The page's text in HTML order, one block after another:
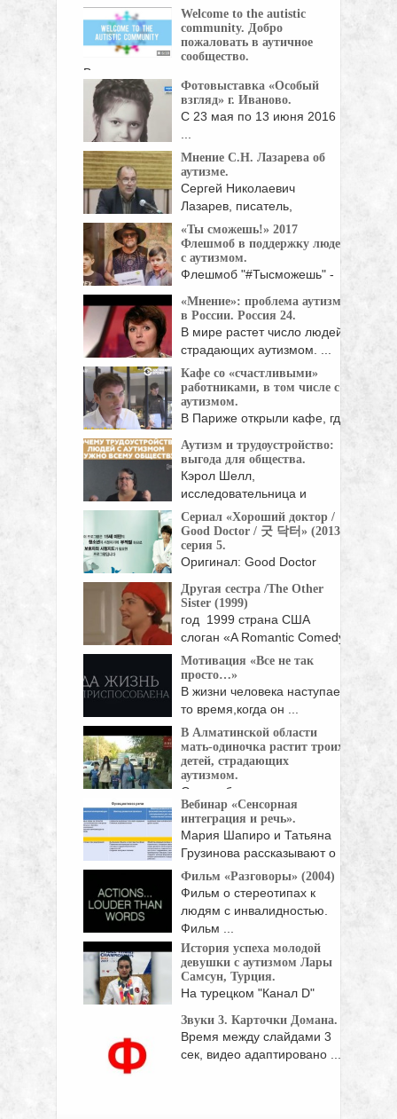
книг ...
Welcome to the autistic
community. Добро
пожаловать в аутичное
сообщество.
Видео для аутичных подростков, которые
были недавно ... Фотовыставка «Особый
взгляд» г. Иваново.
С 23 мая по 13 июня 2016
Мнение С.Н. Лазарева об
аутизме.
Сергей Николаевич
Лазарев, писатель,
философ, исследователь,
отвечает ...
«Ты сможешь!» 2017
Флешмоб в поддержку людей
с аутизмом.
Флешмоб "#Тысможешь" -
«Мнение»: проблема аутизма
в России. Россия 24.
В мире растет число людей,
страдающих аутизмом. ...
Кафе со «счастливыми»
работниками, в том числе с
аутизмом.
В Париже открыли кафе, где
Аутизм и трудоустройство:
выгода для общества.
Кэрол Шелл,
исследовательница и
педагог, более 30 ...
Сериал «Хороший доктор /
Good Doctor / 굿 닥터» (2013),
серия 5.
Оригинал: Good Doctor
Страна: Корея Южная Год:
Другая сестра /The Other
Sister (1999)
год 1999 страна США
слоган «A Romantic Comedy
About ...
Мотивация «Все не так
просто…»
В жизни человека наступает
то время,когда он ...
В Алматинской области
мать-одиночка растит троих
детей, страдающих
аутизмом.
Они любят играть, как и все
малыши ...
Вебинар «Сенсорная
интеграция и речь».
Мария Шапиро и Татьяна
Грузинова рассказывают о
...
Фильм «Разговоры» (2004)
Фильм о стереотипах к
людям с инвалидностью.
Фильм ...
История успеха молодой
девушки с аутизмом Лары
Самсун, Турция.
На турецком "Канал D"
Звуки 3. Карточки Домана.
Время между слайдами 3
сек, видео адаптировано ...